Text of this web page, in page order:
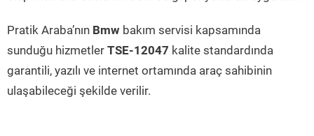
Pratik Araba’nın Bmw bakım servisi kapsamında
sunduğu hizmetler TSE-12047 kalite standardında
garantili, yazılı ve internet ortamında araç sahibinin
ulaşabileceği şekilde verilir.